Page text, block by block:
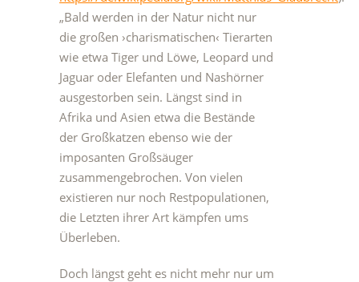
„Bald werden in der Natur nicht nur
die großen ›charismatischen‹ Tierarten
wie etwa Tiger und Löwe, Leopard und
Jaguar oder Elefanten und Nashörner
ausgestorben sein. Längst sind in
Afrika und Asien etwa die Bestände
der Großkatzen ebenso wie der
imposanten Großsäuger
zusammengebrochen. Von vielen
existieren nur noch Restpopulationen,
die Letzten ihrer Art kämpfen ums
Überleben.
Doch längst geht es nicht mehr nur um